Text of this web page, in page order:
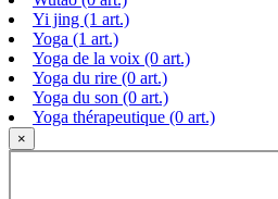
Yi jing (1 art.)
Yoga (1 art.)
Yoga de la voix (0 art.)
Yoga du rire (0 art.)
Yoga du son (0 art.)
Yoga thérapeutique (0 art.)
×